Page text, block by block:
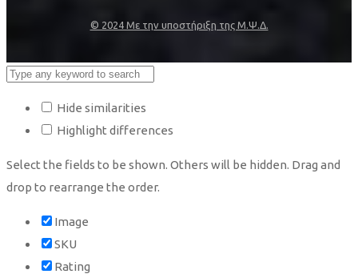
© 2024 Με την υποστήριξη της Μ.Ψ.Δ.
Hide similarities
Highlight differences
Select the fields to be shown. Others will be hidden. Drag and
drop to rearrange the order.
Image
SKU
Rating